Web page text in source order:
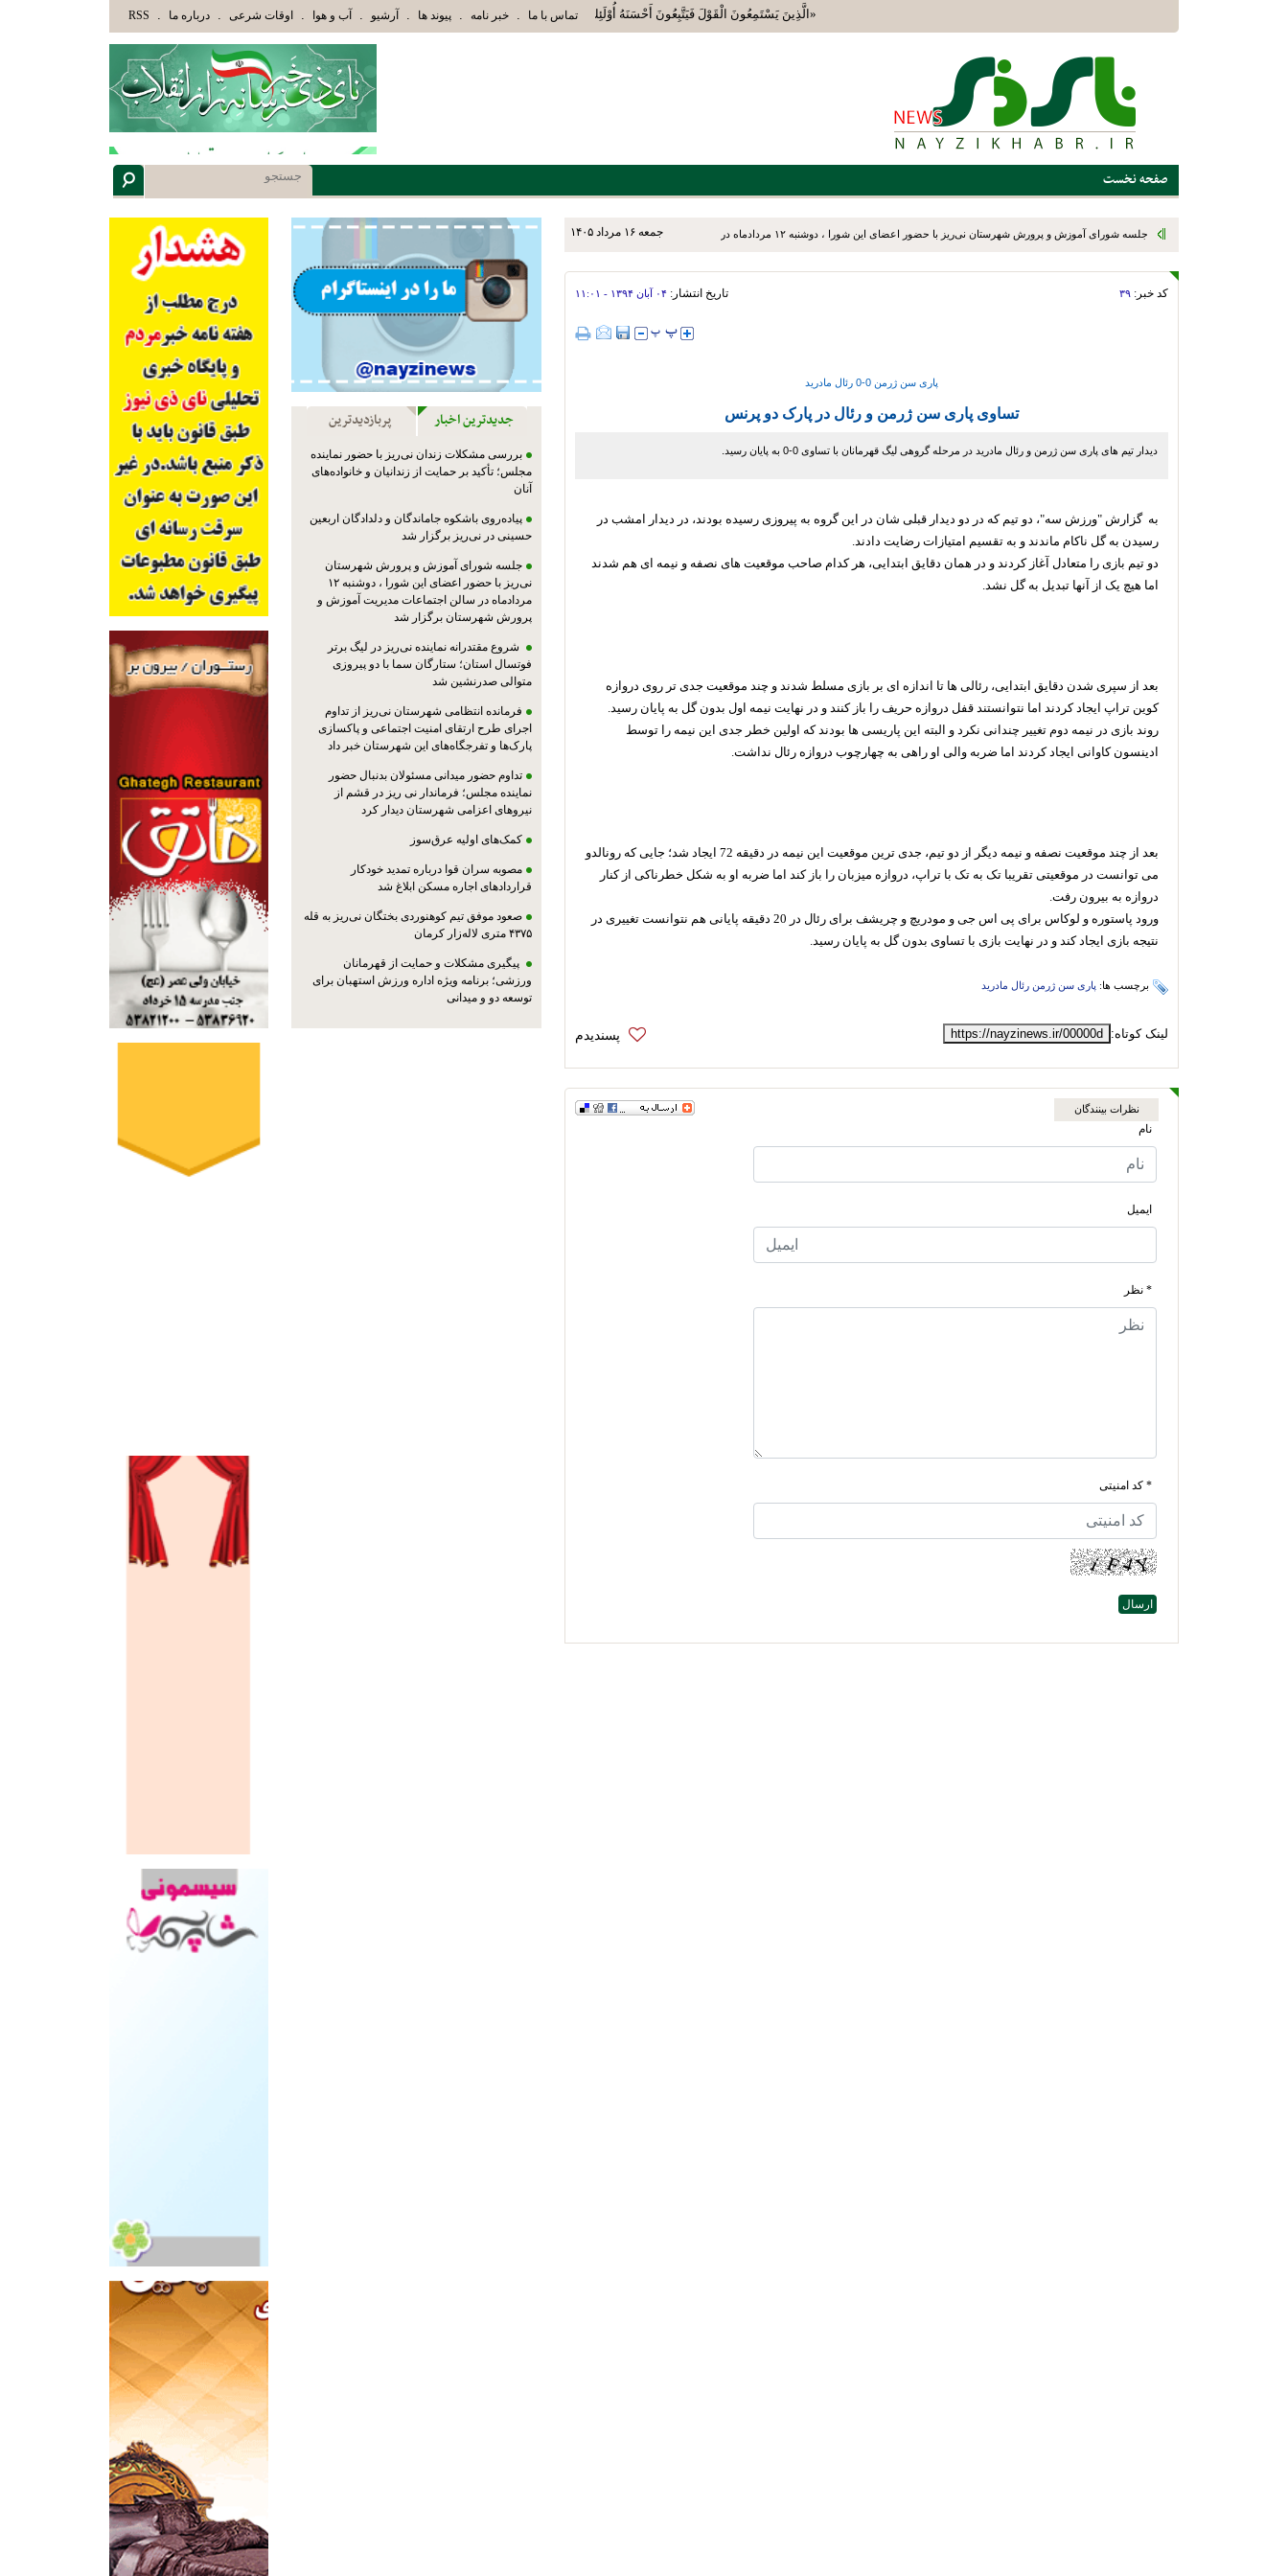
«الَّذِينَ يَسْتَمِعُونَ الْقَوْلَ فَيَتَّبِعُونَ أَحْسَنَهُ أُوْلَئِكَ الَّذِينَ هَدَاهُمُ اللَّهُ وَأُوْلَئِكَ هُمْ أُوْلُوا الْأَلْبَابِ» عاقلان هدایت یافته،حرفها را میشنوند و سپس بهترین را انتخاب
تماس با ما . خبر نامه . پیوند ها . آرشیو . آب و هوا . اوقات شرعی . درباره ما .
RSS
صفحه نخست
جمعه ۱۶ مرداد ۱۴۰۵
کد خبر: ۳۹ تاریخ انتشار: ۰۴ آبان ۱۳۹۴ - ۱۱:۰۱
پاری سن ژرمن 0-0 رئال مادرید
تساوی پاری سن ژرمن و رئال در پارک دو پرنس
دیدار تیم های پاری سن ژرمن و رئال مادرید در مرحله گروهی لیگ قهرمانان با تساوی 0-0 به پایان رسید.
به گزارش "ورزش سه"، دو تیم که در دو دیدار قبلی شان در این گروه به پیروزی رسیده بودند، در دیدار امشب در
رسیدن به گل ناکام ماندند و به تقسیم امتیازات رضایت دادند.
دو تیم بازی را متعادل آغاز کردند و در همان دقایق ابتدایی، هر کدام صاحب موقعیت های نصفه و نیمه ‏ای هم شدند
اما هیچ یک از آنها تبدیل به گل نشد.‏
بعد از سپری شدن دقایق ابتدایی، رئالی ها تا اندازه ای بر بازی مسلط شدند و چند موقعیت جدی تر روی ‏دروازه
کوین تراپ ایجاد کردند اما نتوانستند قفل دروازه حریف را باز کنند و در نهایت نیمه اول بدون گل ‏به پایان رسید.‏
روند بازی در نیمه دوم تغییر چندانی نکرد و البته این پاریسی ها بودند که اولین خطر جدی این نیمه را ‏توسط
ادینسون کاوانی ایجاد کردند اما ضربه والی او راهی به چهارچوب دروازه رئال نداشت.‏
بعد از چند موقعیت نصفه و نیمه دیگر از دو تیم، جدی ترین موقعیت این نیمه در دقیقه 72 ایجاد شد؛ ‏جایی که رونالدو
می توانست در موقعیتی تقریبا تک به تک با تراپ، دروازه میزبان را باز کند اما ضربه ‏او به شکل خطرناکی از کنار
دروازه به بیرون رفت.‏
ورود پاستوره و لوکاس برای پی اس جی و مودریچ و چریشف برای رئال در 20 دقیقه پایانی هم نتوانست ‏تغییری در
نتیجه بازی ایجاد کند و در نهایت بازی با تساوی بدون گل به پایان رسید.‏
برچسب ها: پاری سن ژرمن رئال مادرید
لینک کوتاه: https://nayzinews.ir/00000d
نظرات بینندگان
نام
ایمیل
* نظر
* کد امنیتی
جدیدترین اخبار پربازدیدترین
بررسی مشکلات زندان نی‌ریز با حضور نماینده
مجلس؛ تأکید بر حمایت از زندانیان و خانواده‌های
آنان
پیاده‌روی باشکوه جاماندگان و دلدادگان اربعین
حسینی در نی‌ریز برگزار شد
جلسه شورای آموزش و پرورش شهرستان
نی‌ریز با حضور اعضای این شورا ، دوشنبه ۱۲
مردادماه در سالن اجتماعات مدیریت آموزش و
پرورش شهرستان برگزار شد
شروع مقتدرانه نماینده نی‌ریز در لیگ برتر
فوتسال استان؛ ستارگان سما با دو پیروزی
متوالی صدرنشین شد
فرمانده انتظامی شهرستان نی‌ریز از تداوم
اجرای طرح ارتقای امنیت اجتماعی و پاکسازی
پارک‌ها و تفرجگاه‌های این شهرستان خبر داد
تداوم حضور میدانی مسئولان بدنبال حضور
نماینده مجلس؛ فرماندار نی ریز در قشم از
نیروهای اعزامی شهرستان دیدار کرد
کمک‌های اولیه عرق‌سوز
مصوبه سران قوا درباره تمدید خودکار
قراردادهای اجاره مسکن ابلاغ شد
صعود موفق تیم کوهنوردی بختگان نی‌ریز به قله
۴۳۷۵ متری لاله‌زار کرمان
پیگیری مشکلات و حمایت از قهرمانان
ورزشی؛ برنامه ویژه اداره ورزش استهبان برای
توسعه دو و میدانی